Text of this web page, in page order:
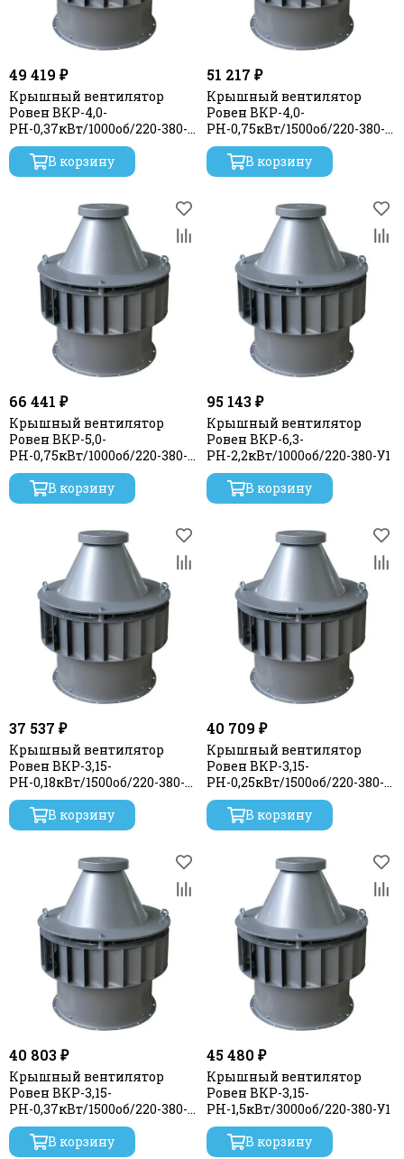
49 419 ₽
Крышный вентилятор
Ровен ВКР-4,0-
РН-0,37кВт/1000об/220-380-
У1
В корзину
51 217 ₽
Крышный вентилятор
Ровен ВКР-4,0-
РН-0,75кВт/1500об/220-380-
У1
В корзину
66 441 ₽
Крышный вентилятор
Ровен ВКР-5,0-
РН-0,75кВт/1000об/220-380-
У1
В корзину
95 143 ₽
Крышный вентилятор
Ровен ВКР-6,3-
РН-2,2кВт/1000об/220-380-У1
В корзину
37 537 ₽
Крышный вентилятор
Ровен ВКР-3,15-
РН-0,18кВт/1500об/220-380-
У1
В корзину
40 709 ₽
Крышный вентилятор
Ровен ВКР-3,15-
РН-0,25кВт/1500об/220-380-
У1
В корзину
40 803 ₽
Крышный вентилятор
Ровен ВКР-3,15-
РН-0,37кВт/1500об/220-380-
У1
В корзину
45 480 ₽
Крышный вентилятор
Ровен ВКР-3,15-
РН-1,5кВт/3000об/220-380-У1
В корзину